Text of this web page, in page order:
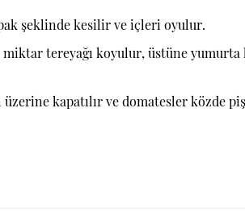
şeklinde kesilir ve içleri oyulur.
tereyağı koyulur, üstüne yumurta
kapatılır ve domatesler közde